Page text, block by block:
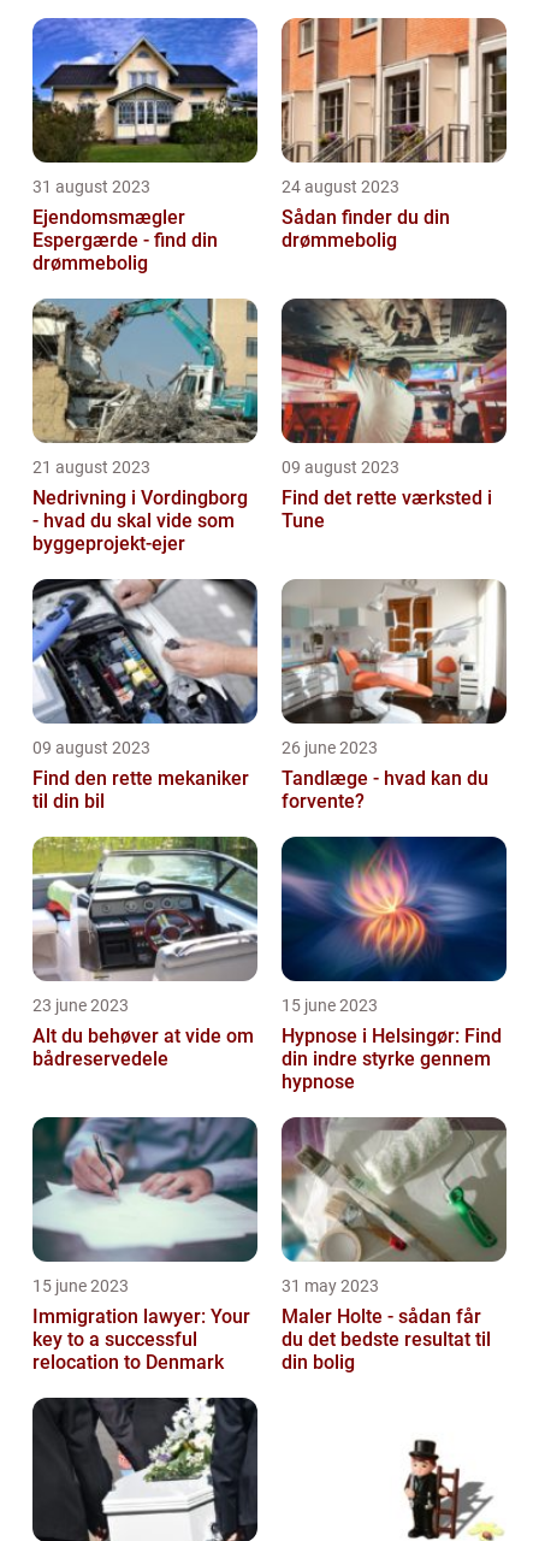
31 august 2023
Ejendomsmægler
Espergærde - find din
drømmebolig
24 august 2023
Sådan finder du din
drømmebolig
21 august 2023
Nedrivning i Vordingborg
- hvad du skal vide som
byggeprojekt-ejer
09 august 2023
Find det rette værksted i
Tune
09 august 2023
Find den rette mekaniker
til din bil
26 june 2023
Tandlæge - hvad kan du
forvente?
23 june 2023
Alt du behøver at vide om
bådreservedele
15 june 2023
Hypnose i Helsingør: Find
din indre styrke gennem
hypnose
15 june 2023
Immigration lawyer: Your
key to a successful
relocation to Denmark
31 may 2023
Maler Holte - sådan får
du det bedste resultat til
din bolig